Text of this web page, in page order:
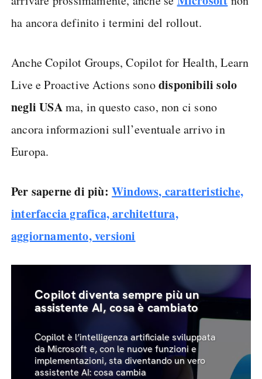
ha ancora definito i termini del rollout.
Anche Copilot Groups, Copilot for Health, Learn
Live e Proactive Actions sonodisponibili solo
negli USAma, in questo caso, non ci sono
ancora informazioni sull’eventuale arrivo in
Europa.
Per saperne di più: Windows, caratteristiche,
interfaccia grafica, architettura,
aggiornamento, versioni
Copilot diventa sempre più un
assistente AI, cosa è cambiato
Copilot è l’intelligenza artificiale sviluppata
da Microsoft e, con le nuove funzioni e
implementazioni, sta diventando un vero
assistente AI: cosa cambia